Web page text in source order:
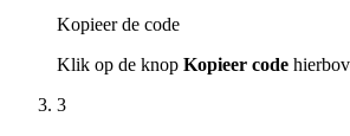
Kopieer de code
Klik op de knop Kopieer code
3